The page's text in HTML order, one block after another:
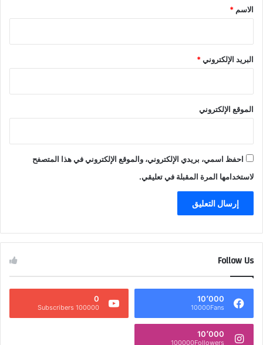
*
الاسم *
البريد الإلكتروني*
الموقع الإلكتروني
احفظ اسمي، بريدي الإلكتروني، والموقع الإلكتروني في هذا المتصفح
لاستخدامها المرة المقبلة في تعليقي.
Follow Us
10٬000
10000Fans
0
100000 Subscribers
10٬000
100000Followers